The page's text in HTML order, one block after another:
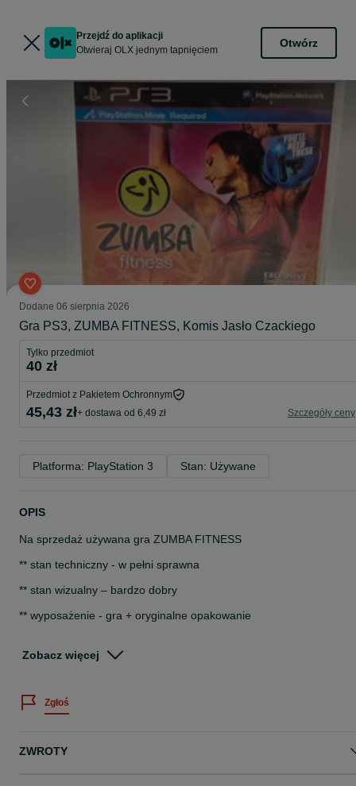
Przejdź do aplikacji
Otwieraj OLX jednym tapnięciem
Otwórz
Dodane 06 sierpnia 2026
Gra PS3, ZUMBA FITNESS, Komis Jasło Czackiego
Tylko przedmiot
40 zł
Przedmiot z Pakietem Ochronnym
45,43 zł+ dostawa od 6,49 zł Szczegóły ceny
Platforma: PlayStation 3 Stan: Używane
OPIS
Na sprzedaż używana gra ZUMBA FITNESS
** stan techniczny - w pełni sprawna
** stan wizualny – bardzo dobry
** wyposażenie - gra + oryginalne opakowanie
przedmiotu ogłoszenia
Możliwa wysyłka kurierem (27 zł)
Zapraszamy na inne nasze ogłoszenia!
KOMIS
Zobacz więcej
Zgłoś
ZWROTY